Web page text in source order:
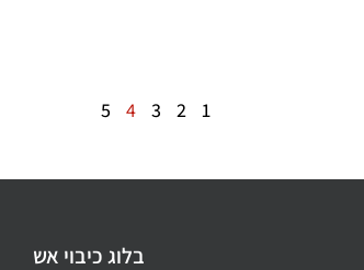
1
2
3
4
5
בלוג כיבוי אש